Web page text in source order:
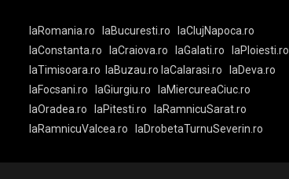
laRomania.ro laBucuresti.ro
laClujNapoca.ro
laConstanta.ro
laCraiova.ro laGalati.ro
laPloiesti.ro
laTimisoara.ro
laBuzau.ro laCalarasi.ro
laDeva.ro
laFocsani.ro
laGiurgiu.ro
laMiercureaCiuc.ro
laOradea.ro
laPitesti.ro
laRamnicuSarat.ro
laRamnicuValcea.ro
laDrobetaTurnuSeverin.ro